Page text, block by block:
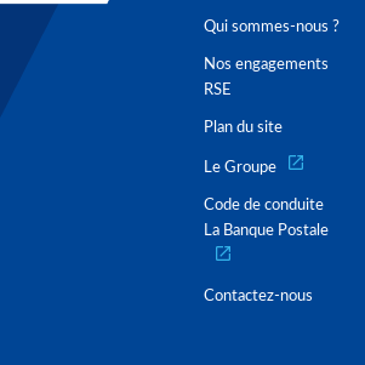
Qui sommes-nous ?
Nos engagements
RSE
Plan du site
Le Groupe
Code de conduite
La Banque Postale
Contactez-nous